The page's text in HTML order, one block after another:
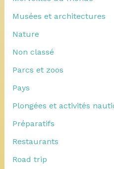
Musées et architectures
Nature
Non classé
Parcs et zoos
Pays
Plongées et activités
Préparatifs
Restaurants
Road trip